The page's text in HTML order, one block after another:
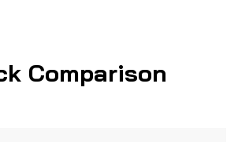
Comparison